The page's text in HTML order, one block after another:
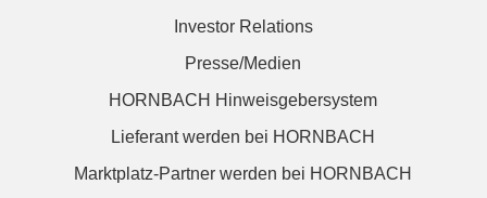
Investor Relations
Presse/Medien
HORNBACH Hinweisgebersystem
Lieferant werden bei HORNBACH
Marktplatz-Partner werden bei HORNBACH